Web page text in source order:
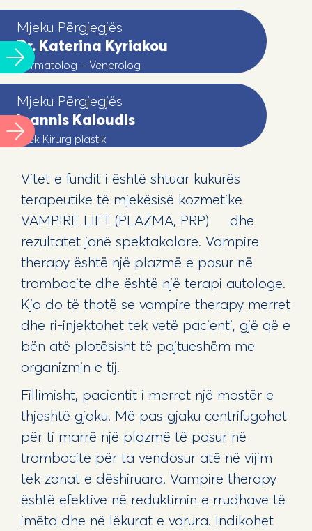
Mjeku Përgjegjës
Dr. Katerina Kyriakou
Dermatolog – Venerolog
Mjeku Përgjegjës
Ioannis Kaloudis
Mjek Kirurg plastik
Vitet e fundit i është shtuar kukurës
terapeutike të mjekësisë kozmetike
VAMPIRE LIFT (PLAZMA, PRP) dhe
rezultatet janë spektakolare. Vampire
therapy është një plazmë e pasur në
trombocite dhe është një terapi autologe.
Kjo do të thotë se vampire therapy merret
dhe ri-injektohet tek vetë pacienti, gjë që e
bën atë plotësisht të pajtueshëm me
organizmin e tij.
Fillimisht, pacientit i merret një mostër e
thjeshtë gjaku. Më pas gjaku centrifugohet
për ti marrë një plazmë të pasur në
trombocite për ta vendosur atë në vijim
tek zonat e dëshiruara. Vampire therapy
është efektive në reduktimin e rrudhave të
imëta dhe në lëkurat e varura. Indikohet